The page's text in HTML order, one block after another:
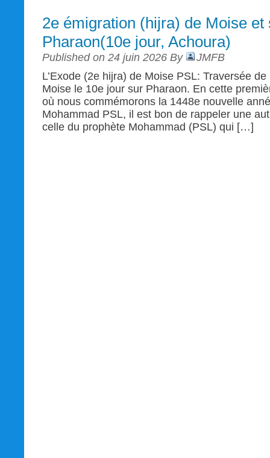
2e émigration (hijra) de Moise et
Pharaon(10e jour, Achoura)
Published on 24 juin 2026 By
JMFB
L’Exode (2e hijra) de Moise PSL: Traversée
Moise le 10e jour sur Pharaon. En cette
où nous commémorons la 1448e nouvelle
Mohammad PSL, il est bon de rappeler une
celle du prophète Mohammad (PSL) qui […]